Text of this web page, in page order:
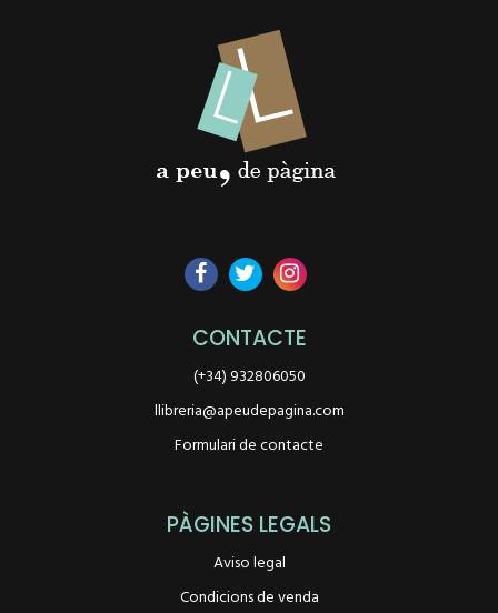
CONTACTE
(+34) 932806050
llibreria@apeudepagina.com
Formulari de contacte
PÀGINES LEGALS
Aviso legal
Condicions de venda